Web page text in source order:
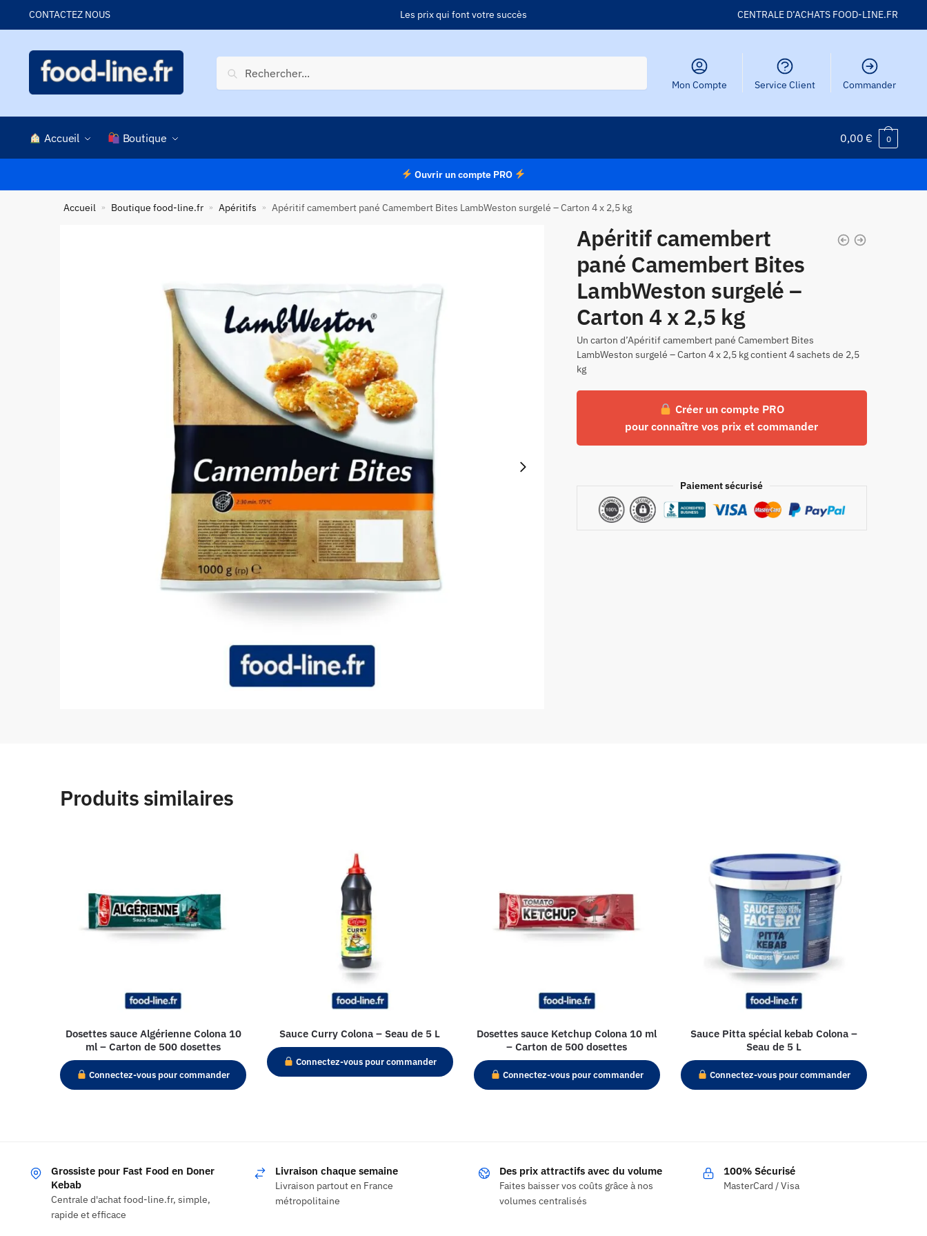
CONTACTEZ NOUS Les prix qui font votre succès CENTRALE D’ACHATS FOOD-LINE.FR
pour :
Recherche
Mon Compte Service Client Commander
Accueil Boutique 0,00 € 0
Ouvrir un compte PRO
Accueil » Boutique food-line.fr » Apéritifs » Apéritif camembert pané Camembert Bites LambWeston surgelé – Carton 4 x 2,5 kg
Apéritif camembert
pané Camembert Bites
LambWeston surgelé –
Carton 4 x 2,5 kg
Un carton d’Apéritif camembert pané Camembert Bites
LambWeston surgelé – Carton 4 x 2,5 kg contient 4 sachets de 2,5
kg
Créer un compte PRO
pour connaître vos prix et commander
Paiement sécurisé
Produits similaires
Dosettes sauce Algérienne Colona 10
ml – Carton de 500 dosettes
Connectez-vous pour commander
Sauce Curry Colona – Seau de 5 L
Connectez-vous pour commander
Dosettes sauce Ketchup Colona 10 ml
– Carton de 500 dosettes
Connectez-vous pour commander
Sauce Pitta spécial kebab Colona –
Seau de 5 L
Connectez-vous pour commander
Grossiste pour Fast Food en Doner
Kebab
Centrale d'achat food-line.fr, simple,
rapide et efficace
Livraison chaque semaine
Livraison partout en France
métropolitaine
Des prix attractifs avec du volume
Faites baisser vos coûts grâce à nos
volumes centralisés
100% Sécurisé
MasterCard / Visa